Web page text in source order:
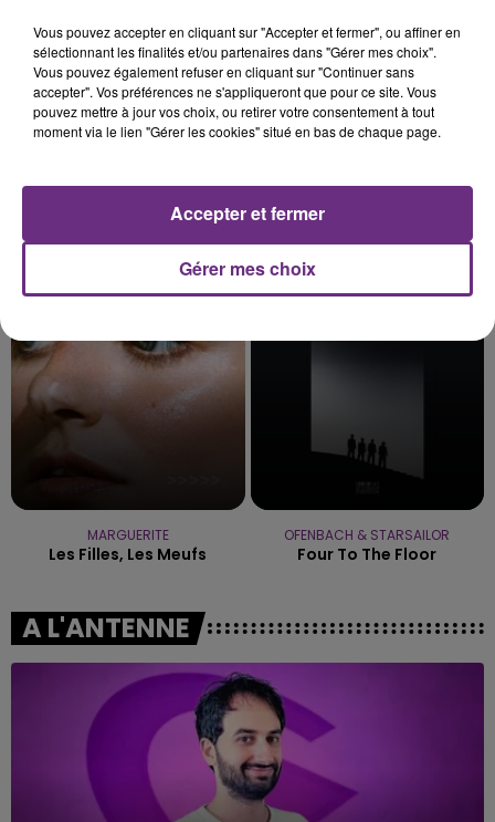
MARGUERITE
Les Filles, Les Meufs
OFENBACH & STARSAILOR
Four To The Floor
A L'ANTENNE
Vous pouvez accepter en cliquant sur "Accepter et fermer", ou affiner en
sélectionnant les finalités et/ou partenaires dans "Gérer mes choix".
Vous pouvez également refuser en cliquant sur "Continuer sans
accepter". Vos préférences ne s'appliqueront que pour ce site. Vous
pouvez mettre à jour vos choix, ou retirer votre consentement à tout
moment via le lien "Gérer les cookies" situé en bas de chaque page.
Gérer mes choix
Accepter et fermer